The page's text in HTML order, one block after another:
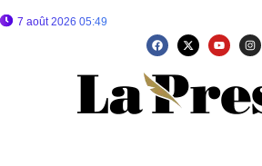
7 août 2026 05:49